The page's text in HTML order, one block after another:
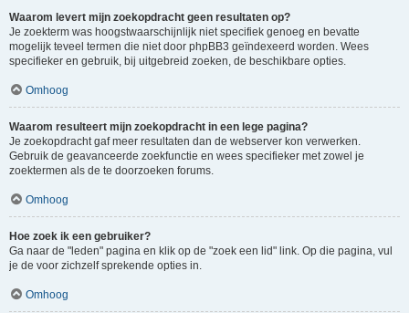
Waarom levert mijn zoekopdracht geen resultaten op?
Je zoekterm was hoogstwaarschijnlijk niet specifiek genoeg en bevatte
mogelijk teveel termen die niet door phpBB3 geïndexeerd worden. Wees
specifieker en gebruik, bij uitgebreid zoeken, de beschikbare opties.
Omhoog
Waarom resulteert mijn zoekopdracht in een lege pagina?
Je zoekopdracht gaf meer resultaten dan de webserver kon verwerken.
Gebruik de geavanceerde zoekfunctie en wees specifieker met zowel je
zoektermen als de te doorzoeken forums.
Omhoog
Hoe zoek ik een gebruiker?
Ga naar de "leden" pagina en klik op de "zoek een lid" link. Op die pagina, vul
je de voor zichzelf sprekende opties in.
Omhoog